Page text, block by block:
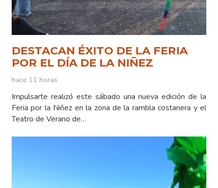
DESTACAN ÉXITO DE LA FERIA
POR EL DÍA DE LA NIÑEZ
hace 11 horas
Impulsarte realizó este sábado una nueva edición de la
Feria por la Niñez en la zona de la rambla costanera y el
Teatro de Verano de…